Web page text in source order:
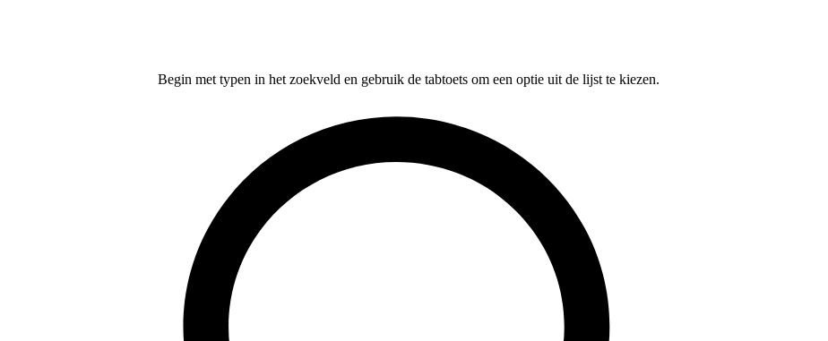
Begin met typen in het zoekveld en gebruik de tabtoets om een optie uit de lijst te kiezen.